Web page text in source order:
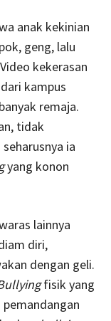
anak kekinian
geng, lalu
kekerasan
kampus
remaja.
tidak
ia
yang konon
lainnya
diri,
dengan geli.
fisik yang